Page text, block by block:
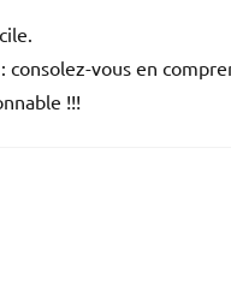
consolez-vous en
!!!